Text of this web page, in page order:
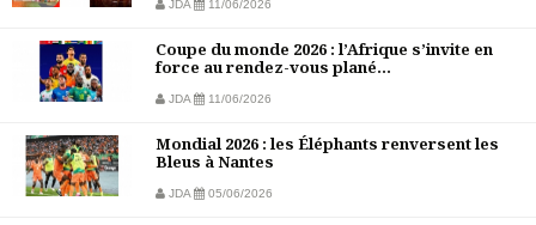
JDA 11/06/2026
Coupe du monde 2026 : l’Afrique s’invite en
force au rendez-vous plané...
JDA 11/06/2026
Mondial 2026 : les Éléphants renversent les
Bleus à Nantes
JDA 05/06/2026